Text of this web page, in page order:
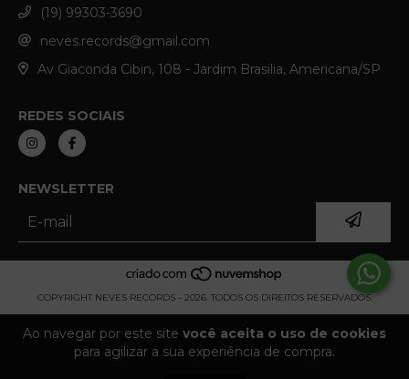
Ao navegar por este site você aceita o uso de cookies
para agilizar a sua experiência de compra.
(19) 99303-3690
neves.records@gmail.com
Av Giaconda Cibin, 108 - Jardim Brasilia, Americana/SP
REDES SOCIAIS
NEWSLETTER
COPYRIGHT NEVES RECORDS - 2026. TODOS OS DIREITOS RESERVADOS.